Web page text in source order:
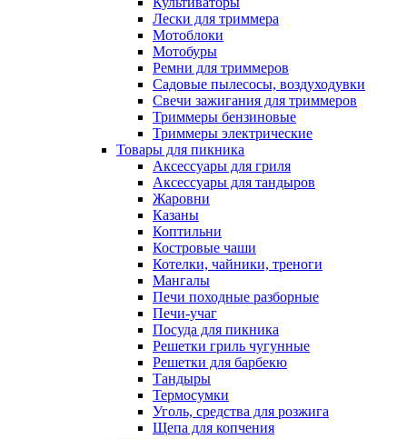
Лески для триммера
Мотоблоки
Мотобуры
Ремни для триммеров
Садовые пылесосы, воздуходувки
Свечи зажигания для триммеров
Триммеры бензиновые
Триммеры электрические
Товары для пикника
Аксессуары для гриля
Аксессуары для тандыров
Жаровни
Казаны
Коптильни
Костровые чаши
Котелки, чайники, треноги
Мангалы
Печи походные разборные
Печи-учаг
Посуда для пикника
Решетки гриль чугунные
Решетки для барбекю
Тандыры
Термосумки
Уголь, средства для розжига
Щепа для копчения